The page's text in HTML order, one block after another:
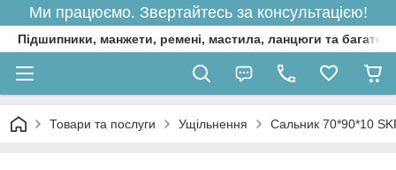
Ми працюємо. Звертайтесь за консультацією!
Підшипники, манжети, ремені, мастила, ланцюги та багато
Товари та послуги Ущільнення Сальник 70*90*10